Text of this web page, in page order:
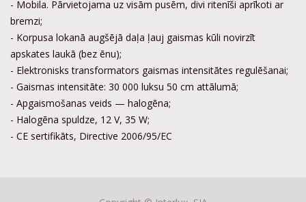
- Mobila. Pārvietojama uz visām pusēm, divi ritenīši aprīkoti ar
bremzi;
- Korpusa lokanā augšējā daļa ļauj gaismas kūli novirzīt
apskates laukā (bez ēnu);
- Elektronisks transformators gaismas intensitātes regulēšanai;
- Gaismas intensitāte: 30 000 luksu 50 cm attālumā;
- Apgaismošanas veids — halogēna;
- Halogēna spuldze, 12 V, 35 W;
- CE sertifikāts, Directive 2006/95/EC